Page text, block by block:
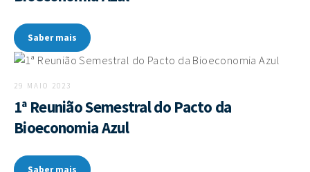
Saber mais
29 MAIO 2023
1ª Reunião Semestral do Pacto da
Bioeconomia Azul